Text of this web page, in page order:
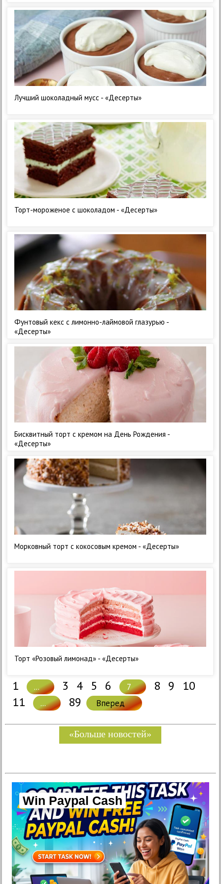
Лучший шоколадный мусс - «Десерты»
Торт-мороженое с шоколадом - «Десерты»
Фунтовый кекс с лимонно-лаймовой глазурью -
«Десерты»
Бисквитный торт с кремом на День Рождения -
«Десерты»
Морковный торт с кокосовым кремом - «Десерты»
Торт «Розовый лимонад» - «Десерты»
1 ... 3 4 5 6 7 8 9
10
11
... 89 Вперед
«Больше новостей»
Win Paypal Cash